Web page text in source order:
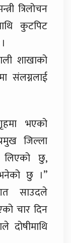
त्रिलोचन
कुटपिट
शाखाको
संलग्नलाई
भएको
जिल्ला
लिएको छु,
भनेको छु ।”
साउदले
चार दिन
दोषीमाथि